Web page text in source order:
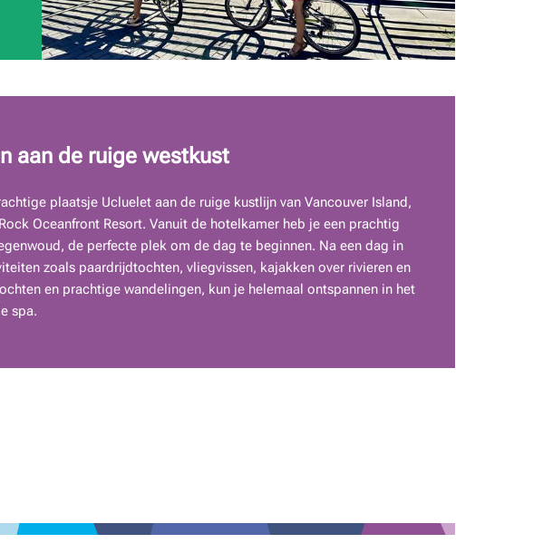
aan de ruige westkust
plaatsje Ucluelet aan de ruige kustlijn van Vancouver Island,
Oceanfront Resort. Vanuit de hotelkamer heb je een prachtig
de perfecte plek om de dag te beginnen. Na een dag in
zoals paardrijdtochten, vliegvissen, kajakken over rivieren en
en prachtige wandelingen, kun je helemaal ontspannen in het
spa.